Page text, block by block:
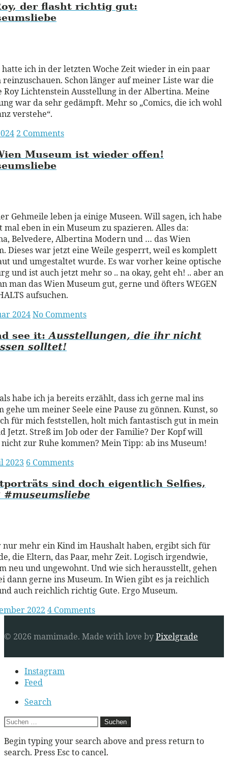
der flasht richtig gut:
ich in der letzten Woche Zeit wieder in ein paar
reinzuschauen. Schon länger auf meiner Liste war die
Roy Lichtenstein Ausstellung in der Albertina. Meine
war da sehr gedämpft. Mehr so „Comics, die ich wohl
verstehe“.
2 Comments
Museum ist wieder offen!
Gehmeile leben ja einige Museen. Will sagen, ich habe
mal eben in ein Museum zu spazieren. Alles da:
Belvedere, Albertina Modern und … das Wien
Dieses war jetzt eine Weile gesperrt, weil es komplett
und umgestaltet wurde. Es war vorher keine optische
und ist auch jetzt mehr so .. na okay, geht eh! .. aber an
man das Wien Museum gut, gerne und öfters WEGEN
aufsuchen.
2024No Comments
see it: Ausstellungen, die ihr nicht
solltet!
habe ich ja bereits erzählt, dass ich gerne mal ins
gehe um meiner Seele eine Pause zu gönnen. Kunst, so
für mich feststellen, holt mich fantastisch gut in mein
Jetzt. Streß im Job oder der Familie? Der Kopf will
zur Ruhe kommen? Mein Tipp: ab ins Museum!
2023 6 Comments
sind doch eigentlich Selfies,
#museumsliebe
nur mehr ein Kind im Haushalt haben, ergibt sich für
die Eltern, das Paar, mehr Zeit. Logisch irgendwie,
neu und ungewohnt. Und wie sich herausstellt, gehen
dann gerne ins Museum. In Wien gibt es ja reichlich
auch reichlich richtig Gute. Ergo Museum.
2022 4 Comments
© 2026 mamimade. Made with love byPixelgrade
Secondary
navigationInstagram
Feed
Search
Suchen
Begin typing your search above and press return to
search. Press Esc to cancel.